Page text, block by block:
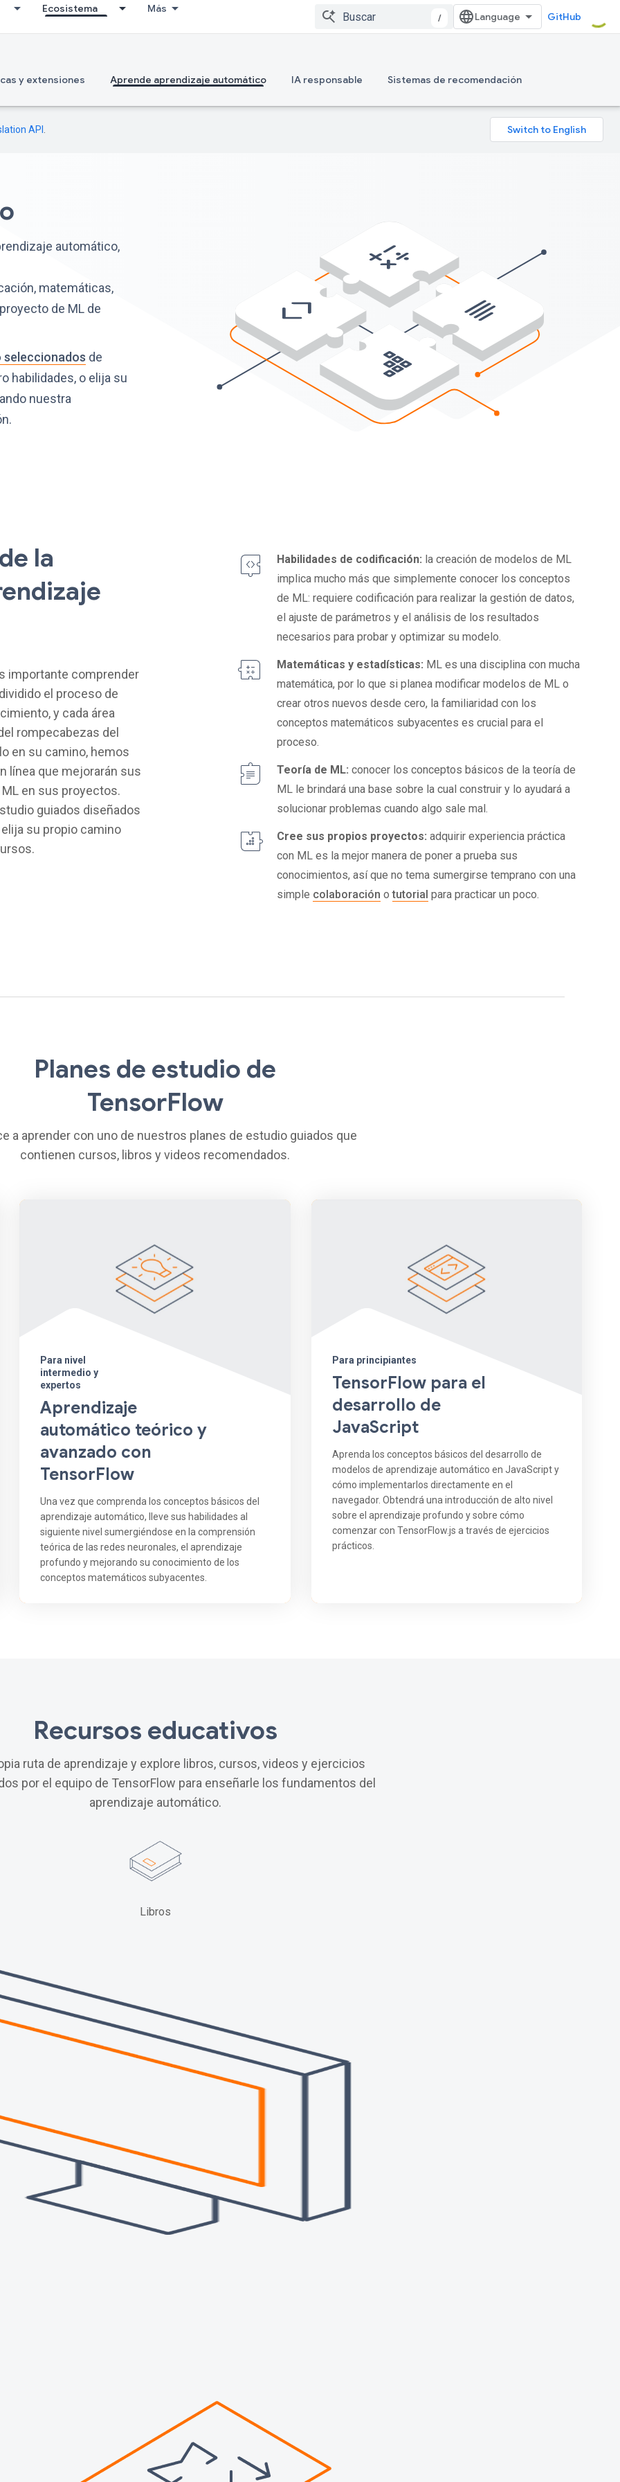
Ecosistema Más
/ GitHub
y extensiones Aprende aprendizaje automático IA responsable Sistemas de recomendación
API
automático,
matemáticas,
de ML de
seleccionados de
habilidades, o elija su
nuestra
la
importante comprender
el proceso de
y cada área
rompecabezas del
en su camino, hemos
línea que mejorarán sus
ML en sus proyectos.
guiados diseñados
su propio camino
Habilidades de codificación: la creación de modelos de ML
implica mucho más que simplemente conocer los conceptos
de ML: requiere codificación para realizar la gestión de datos,
el ajuste de parámetros y el análisis de los resultados
necesarios para probar y optimizar su modelo.
Matemáticas y estadísticas: ML es una disciplina con mucha
matemática, por lo que si planea modificar modelos de ML o
crear otros nuevos desde cero, la familiaridad con los
conceptos matemáticos subyacentes es crucial para el
proceso.
Teoría de ML: conocer los conceptos básicos de la teoría de
ML le brindará una base sobre la cual construir y lo ayudará a
solucionar problemas cuando algo sale mal.
Cree sus propios proyectos: adquirir experiencia práctica
con ML es la mejor manera de poner a prueba sus
conocimientos, así que no tema sumergirse temprano con una
simple colaboración otutorial para practicar un poco.
Planes de estudio de
TensorFlow
a aprender con uno de nuestros planes de estudio guiados que
contienen cursos, libros y videos recomendados.
Para nivel
intermedio y
expertos
Aprendizaje
automático teórico y
avanzado con
TensorFlow
Una vez que comprenda los conceptos básicos del
aprendizaje automático, lleve sus habilidades al
siguiente nivel sumergiéndose en la comprensión
teórica de las redes neuronales, el aprendizaje
profundo y mejorando su conocimiento de los
conceptos matemáticos subyacentes.
Para principiantes
TensorFlow para el
desarrollo de
JavaScript
Aprenda los conceptos básicos del desarrollo de
modelos de aprendizaje automático en JavaScript y
cómo implementarlos directamente en el
navegador. Obtendrá una introducción de alto nivel
sobre el aprendizaje profundo y sobre cómo
comenzar con TensorFlow.js a través de ejercicios
prácticos.
Recursos educativos
ruta de aprendizaje y explore libros, cursos, videos y ejercicios
por el equipo de TensorFlow para enseñarle los fundamentos del
aprendizaje automático.
Libros